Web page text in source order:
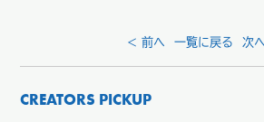
< 前へ 一覧に戻る 次
CREATORS PICKUP